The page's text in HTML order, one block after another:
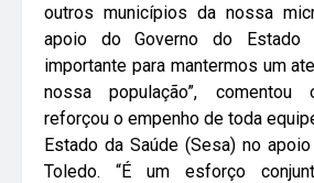
outros municípios da nossa
apoio do Governo do Estado
importante para mantermos um
nossa população”,
reforçou o empenho de toda
Estado da Saúde (Sesa) no
Toledo. “É um esforço